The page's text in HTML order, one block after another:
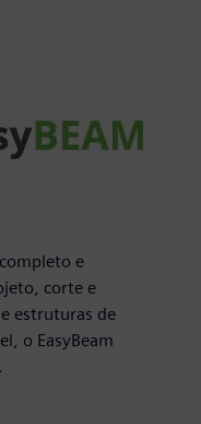
e
corte e
estruturas de
o EasyBeam